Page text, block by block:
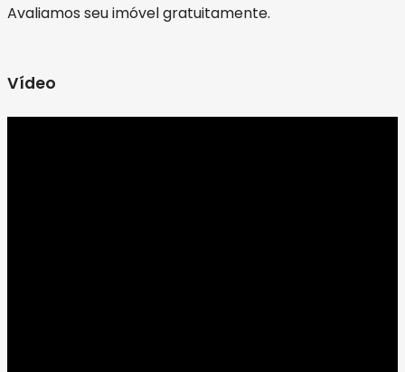
Avaliamos seu imóvel gratuitamente.
Vídeo